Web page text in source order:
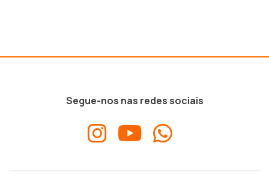
Segue-nos nas redes sociais